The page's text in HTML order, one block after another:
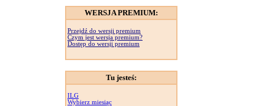
WERSJA PREMIUM:
Przejdź do wersji premium
Czym jest wersja premium?
Dostęp do wersji premium
Tu jesteś:
ILG
Wybierz miesiąc